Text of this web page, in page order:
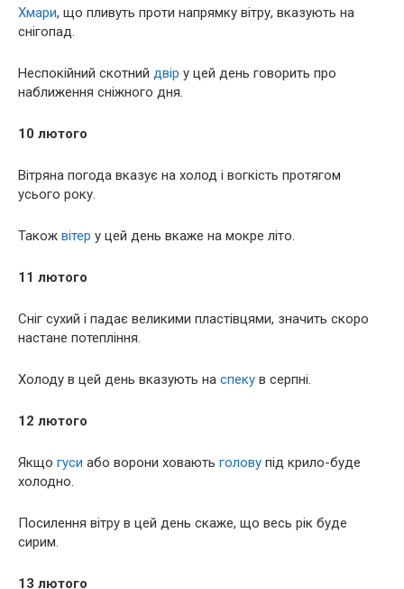
Хмари, що пливуть проти напрямку вітру, вказують на
снігопад.
Неспокійний скотний двір у цей день говорить про
наближення сніжного дня.
10 лютого
Вітряна погода вказує на холод і вогкість протягом
усього року.
Також вітер у цей день вкаже на мокре літо.
11 лютого
Сніг сухий і падає великими пластівцями, значить скоро
настане потепління.
Холоду в цей день вказують на спеку в серпні.
12 лютого
Якщо гуси або ворони ховають голову під крило-буде
холодно.
Посилення вітру в цей день скаже, що весь рік буде
сирим.
13 лютого